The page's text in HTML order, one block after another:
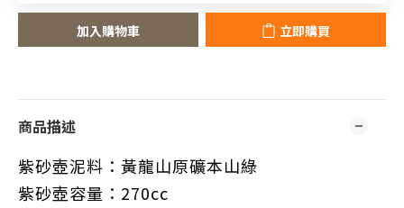
加入購物車 立即購買
商品描述
紫砂壺泥料：黃龍山原礦本山綠
紫砂壺容量：270cc